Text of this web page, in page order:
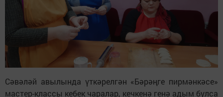
Сәвәләй авылында үткәрелгән «Бәрәңге пирмәнкәсе»
мастер-классы кебек чаралар, кечкенә генә адым булса